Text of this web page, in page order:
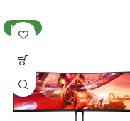
NUEVO